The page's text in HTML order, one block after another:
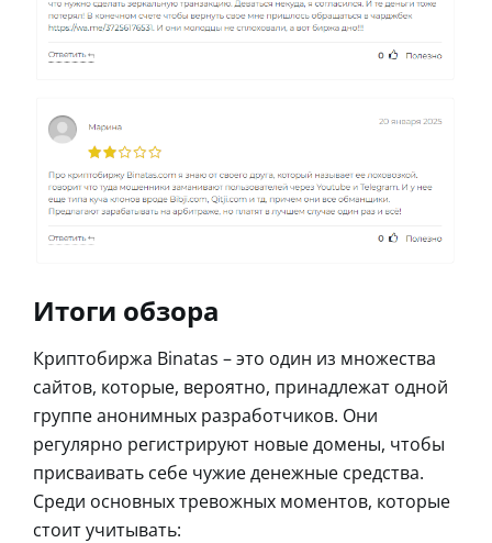
Итоги обзора
Криптобиржа Binatas – это один из множества
сайтов, которые, вероятно, принадлежат одной
группе анонимных разработчиков. Они
регулярно регистрируют новые домены, чтобы
присваивать себе чужие денежные средства.
Среди основных тревожных моментов, которые
стоит учитывать: